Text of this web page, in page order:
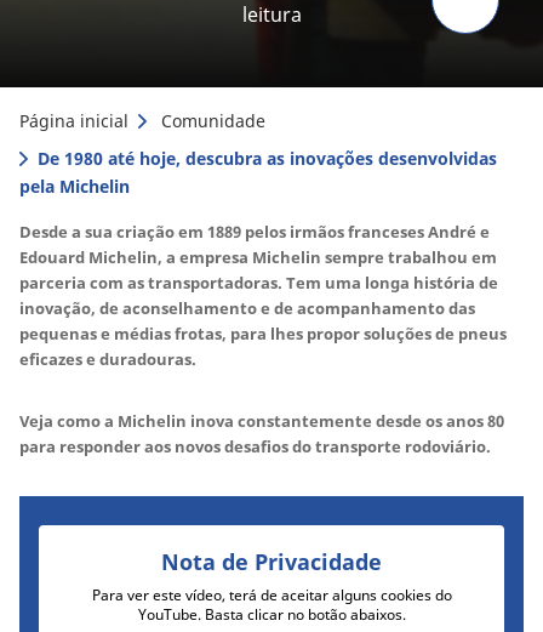
leitura
Página inicial
Comunidade
De 1980 até hoje, descubra as inovações desenvolvidas
pela Michelin
Desde a sua criação em 1889 pelos irmãos franceses André e
Edouard Michelin, a empresa Michelin sempre trabalhou em
parceria com as transportadoras. Tem uma longa história de
inovação, de aconselhamento e de acompanhamento das
pequenas e médias frotas, para lhes propor soluções de pneus
eficazes e duradouras.
Veja como a Michelin inova constantemente desde os anos 80
para responder aos novos desafios do transporte rodoviário.
Nota de Privacidade
Para ver este vídeo, terá de aceitar alguns cookies do
YouTube. Basta clicar no botão abaixos.